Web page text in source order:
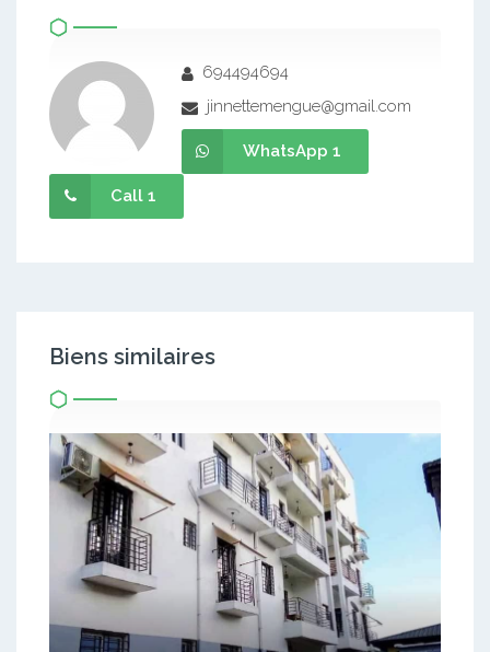
694494694
jinnettemengue@gmail.com
WhatsApp 1
Call 1
Biens similaires